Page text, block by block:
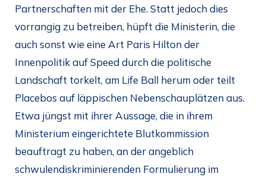
Partnerschaften mit der Ehe. Statt jedoch dies
vorrangig zu betreiben, hüpft die Ministerin, die
auch sonst wie eine Art Paris Hilton der
Innenpolitik auf Speed durch die politische
Landschaft torkelt, am Life Ball herum oder teilt
Placebos auf läppischen Nebenschauplätzen aus.
Etwa jüngst mit ihrer Aussage, die in ihrem
Ministerium eingerichtete Blutkommission
beauftragt zu haben, an der angeblich
schwulendiskriminierenden Formulierung im